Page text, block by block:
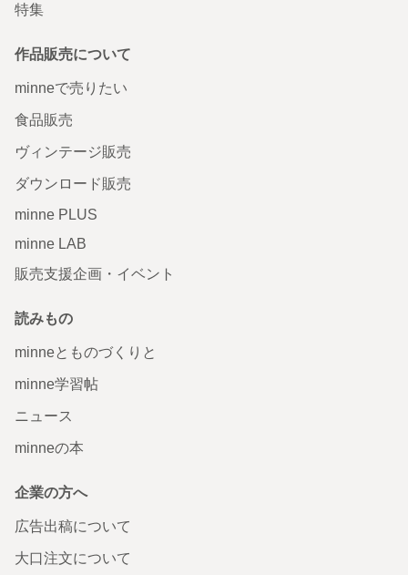
特集
作品販売について
minneで売りたい
食品販売
ヴィンテージ販売
ダウンロード販売
minne PLUS
minne LAB
販売支援企画・イベント
読みもの
minneとものづくりと
minne学習帖
ニュース
minneの本
企業の方へ
広告出稿について
大口注文について